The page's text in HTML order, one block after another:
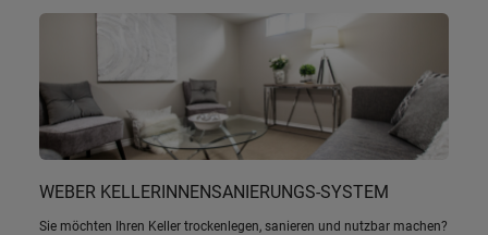
WEBER KELLERINNENSANIERUNGS-SYSTEM
Sie möchten Ihren Keller trockenlegen, sanieren und nutzbar machen?